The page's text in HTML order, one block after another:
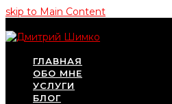
skip to Main Content
ГЛАВНАЯ
ОБО МНЕ
УСЛУГИ
БЛОГ